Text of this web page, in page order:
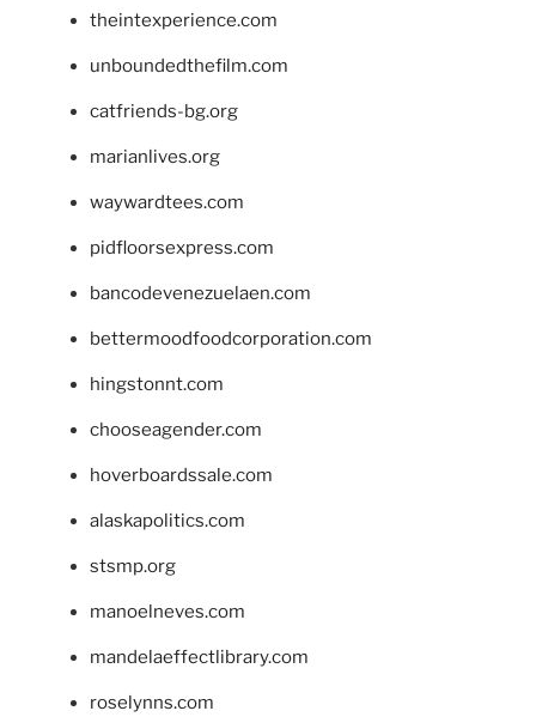
theintexperience.com
unboundedthefilm.com
catfriends-bg.org
marianlives.org
waywardtees.com
pidfloorsexpress.com
bancodevenezuelaen.com
bettermoodfoodcorporation.com
hingstonnt.com
chooseagender.com
hoverboardssale.com
alaskapolitics.com
stsmp.org
manoelneves.com
mandelaeffectlibrary.com
roselynns.com